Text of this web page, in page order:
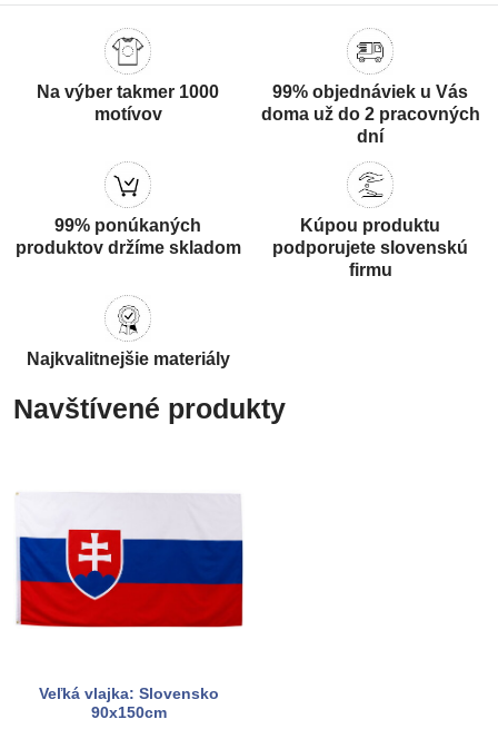
Na výber takmer 1000
motívov
99% objednáviek u Vás
doma už do 2 pracovných
dní
99% ponúkaných
produktov držíme skladom
Kúpou produktu
podporujete slovenskú
firmu
Najkvalitnejšie materiály
Navštívené produkty
Veľká vlajka: Slovensko
90x150cm